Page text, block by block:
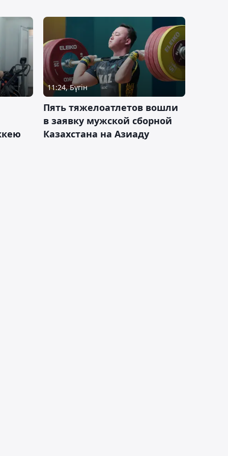
11:24, Бүгін
Пять тяжелоатлетов вошли
в заявку мужской сборной
Казахстана на Азиаду